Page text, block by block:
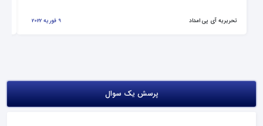
تحریریه آی پی امداد 9 فوریه 2022
پرسش یک سوال